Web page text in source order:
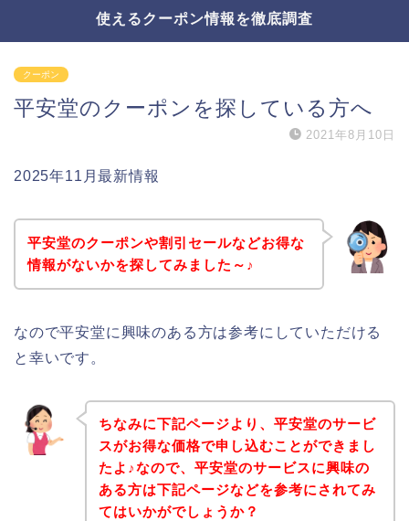
使えるクーポン情報を徹底調査
クーポン
平安堂のクーポンを探している方へ
2021年8月10日
2025年11月最新情報
平安堂のクーポンや割引セールなどお得な
情報がないかを探してみました～♪
なので平安堂に興味のある方は参考にしていただける
と幸いです。
ちなみに下記ページより、平安堂のサービ
スがお得な価格で申し込むことができまし
たよ♪なので、平安堂のサービスに興味の
ある方は下記ページなどを参考にされてみ
てはいかがでしょうか？